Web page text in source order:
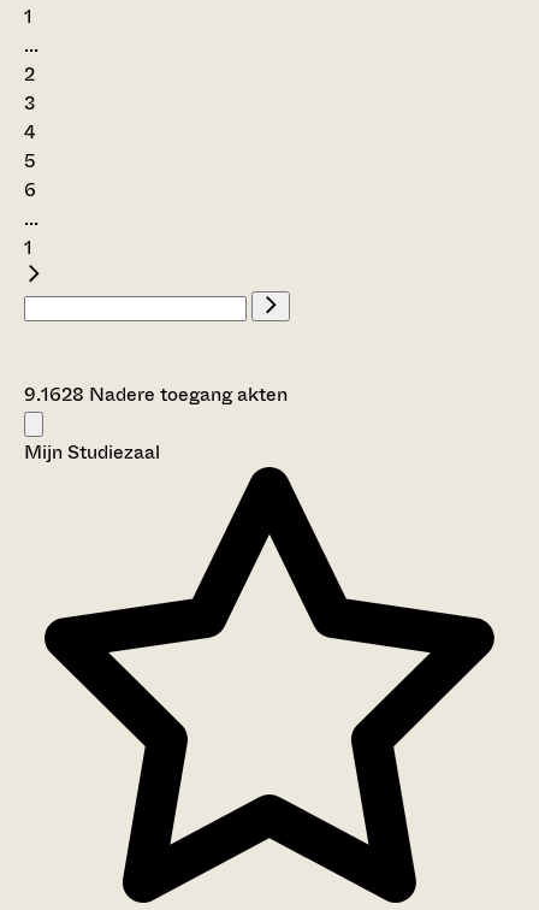
1
...
2
3
4
5
6
...
1
9.1628 Nadere toegang akten
Mijn Studiezaal